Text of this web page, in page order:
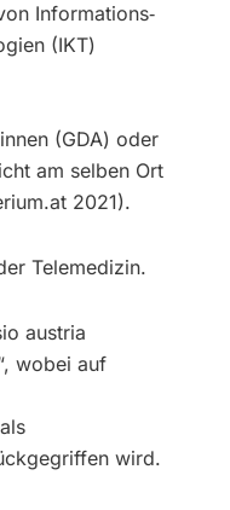
Informations‐
(IKT)
(GDA) oder
am selben Ort
2021).
Telemedizin.
austria
wobei auf
wird.